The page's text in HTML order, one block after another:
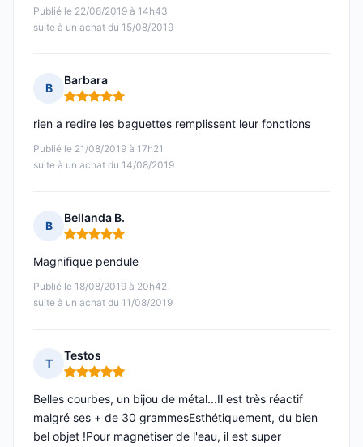
Publié le 22/08/2019 à 14h43
suite à un achat du 15/08/2019
B
Barbara
Note : 5 sur 5
Publié le 21/08/2019 à 17h21
suite à un achat du 14/08/2019
rien a redire les baguettes remplissent leur fonctions
B
Bellanda B.
Note : 5 sur 5
Publié le 18/08/2019 à 20h42
suite à un achat du 11/08/2019
Magnifique pendule
T
Testos
Note : 5 sur 5
Belles courbes, un bijou de métal...Il est très réactif
malgré ses + de 30 grammesEsthétiquement, du bien
bel objet !Pour magnétiser de l'eau, il est super